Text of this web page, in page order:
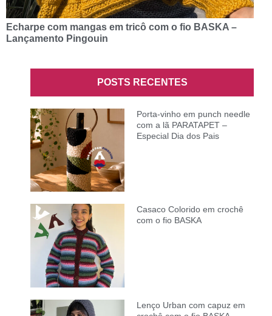
Echarpe com mangas em tricô com o fio BASKA –
Lançamento Pingouin
POSTS RECENTES
Porta-vinho em punch needle
com a lã PARATAPET –
Especial Dia dos Pais
Casaco Colorido em crochê
com o fio BASKA
Lenço Urban com capuz em